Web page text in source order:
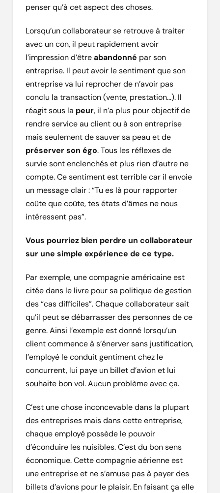
penser qu’à cet aspect des choses.
Lorsqu’un collaborateur se retrouve à traiter
avec un con, il peut rapidement avoir
l’impression d’êtreabandonné par son
entreprise. Il peut avoir le sentiment que son
entreprise va lui reprocher de n’avoir pas
conclu la transaction (vente, prestation…). Il
réagit sous la peur, il n’a plus pour objectif de
rendre service au client ou à son entreprise
mais seulement de sauver sa peau et de
préserver son égo. Tous les réflexes de
survie sont enclenchés et plus rien d’autre ne
compte. Ce sentiment est terrible car il envoie
un message clair : “Tu es là pour rapporter
coûte que coûte, tes états d’âmes ne nous
intéressent pas”.
Vous pourriez bien perdre un collaborateur
sur une simple expérience de ce type.
Par exemple, une compagnie américaine est
citée dans le livre pour sa politique de gestion
des “cas difficiles”. Chaque collaborateur sait
qu’il peut se débarrasser des personnes de ce
genre. Ainsi l’exemple est donné lorsqu’un
client commence à s’énerver sans justification,
l’employé le conduit gentiment chez le
concurrent, lui paye un billet d’avion et lui
souhaite bon vol. Aucun problème avec ça.
C’est une chose inconcevable dans la plupart
des entreprises mais dans cette entreprise,
chaque employé possède le pouvoir
d’éconduire les nuisibles. C’est du bon sens
économique. Cette compagnie aérienne est
une entreprise et ne s’amuse pas à payer des
billets d’avions pour le plaisir. En faisant ça elle